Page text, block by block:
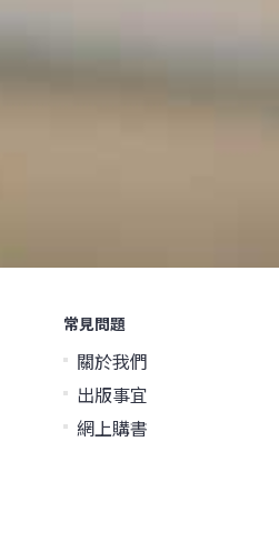
常見問題
關於我們
出版事宜
網上購書